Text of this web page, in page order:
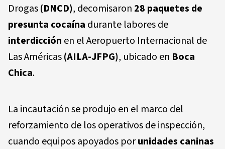
Drogas(DNCD), decomisaron 28 paquetes de
presunta cocaína durante labores de
interdicción en el Aeropuerto Internacional de
Las Américas(AILA-JFPG), ubicado en Boca
Chica.
La incautación se produjo en el marco del
reforzamiento de los operativos de inspección,
cuando equipos apoyados porunidades caninas